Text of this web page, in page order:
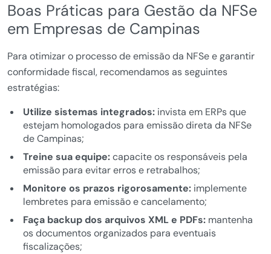
Boas Práticas para Gestão da NFSe
em Empresas de Campinas
Para otimizar o processo de emissão da NFSe e garantir
conformidade fiscal, recomendamos as seguintes
estratégias:
Utilize sistemas integrados:invista em ERPs que
estejam homologados para emissão direta da NFSe
de Campinas;
Treine sua equipe:capacite os responsáveis pela
emissão para evitar erros e retrabalhos;
Monitore os prazos rigorosamente:implemente
lembretes para emissão e cancelamento;
Faça backup dos arquivos XML e PDFs:mantenha
os documentos organizados para eventuais
fiscalizações;